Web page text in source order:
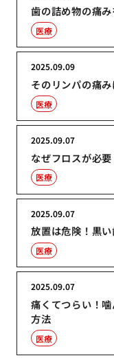
歯の詰め物の痛
医療
そのリンパの痛
2025.09.09
医療
なぜフロスが必
2025.09.07
医療
放置は危険！黒
2025.09.07
医療
痛くてつらい！
方法
2025.09.07
医療